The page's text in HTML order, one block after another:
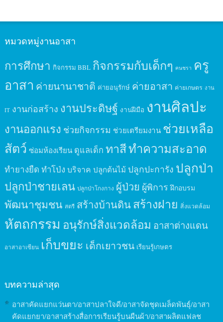
หมวดหมู่งานอาสา
การศึกษา กิจกรรม BBL กิจกรรมกับเด็กๆ คนชรา ครู
อาสา ค่ายนานาชาติ ค่ายอนุรักษ์ ค่ายอาสา ค่ายเกษตร งาน
IT งานก่อสร้าง งานประดิษฐ์ งานฝีมือ งานศิลปะ
งานออกแรง ช่วยกิจกรรม ช่วยเตรียมงาน ช่วยเหลือ
สัตว์ ซ่อมห้องเรียน ดูแลเด็ก ทาสีทำความสะอาด
ทำยางยืด ทำโป่ง บริจาค ปลูกต้นไม้ ปลูกปะการัง ปลูกป่า
ปลูกป่าชายเลน ปลูกป่าโกงกาง ผู้ป่วย ผู้พิการ ฝึกอบรม
พัฒนาชุมชน สตรี สร้างบ้านดินสร้างฝาย สิ่งแวดล้อม
หัตถกรรม อนุรักษ์สิ่งแวดล้อม อาสาต่างแดน
อาสาอาเซียน เก็บขยะ เด็กเยาวชน เรียนรู้เกษตร
บทความล่าสุด
อาสาคัดแยกแว่นตา/อาสาปลาใจดี/อาสาจัดชุดเมล็ดพันธุ์/อาสา
คัดแยกยา/อาสาสร้างสื่อการเรียนรู้บนผืนผ้า/อาสาผลิตแฟลช